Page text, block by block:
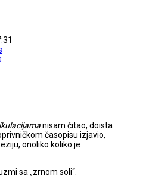
nisam čitao, doista
časopisu izjavio,
onoliko koliko je
sa „zrnom soli“.